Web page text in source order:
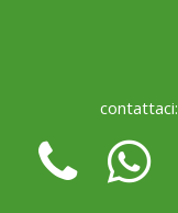
contattaci: